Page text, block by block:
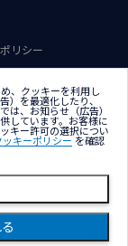
リシー
、クッキーを利用し
）を最適化したり、
は、お知らせ（広告）
しています。お客様に
キー許可の選択につい
ッキーポリシー を確認